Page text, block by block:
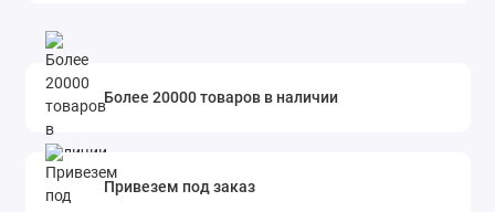
Более 20000 товаров в наличии
Привезем под заказ